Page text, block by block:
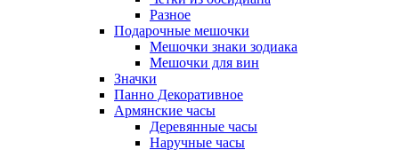
Разное
Подарочные мешочки
Мешочки знаки зодиака
Мешочки для вин
Значки
Панно Декоративное
Армянские часы
Деревянные часы
Наручные часы